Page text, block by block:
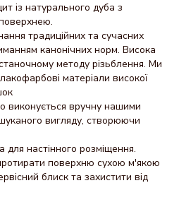
із натурального дуба з
традиційних та сучасних
канонічних норм. Висока
методу різьблення. Ми
матеріали високої
виконується вручну нашими
вигляду, створюючи
для настінного розміщення.
поверхню сухою м'якою
блиск та захистити від